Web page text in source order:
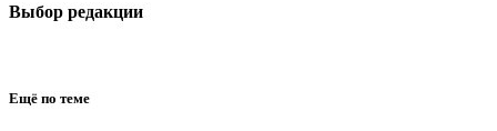
Выбор редакции
Ещё по теме